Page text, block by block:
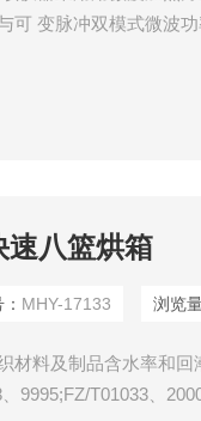
可 变脉冲双模式微波
是以上两种状态的优化
方式实时监测控制反
速八篮烘箱
MHY-17133 浏览
材料及制品含水率和回
9995;FZ/T01033、